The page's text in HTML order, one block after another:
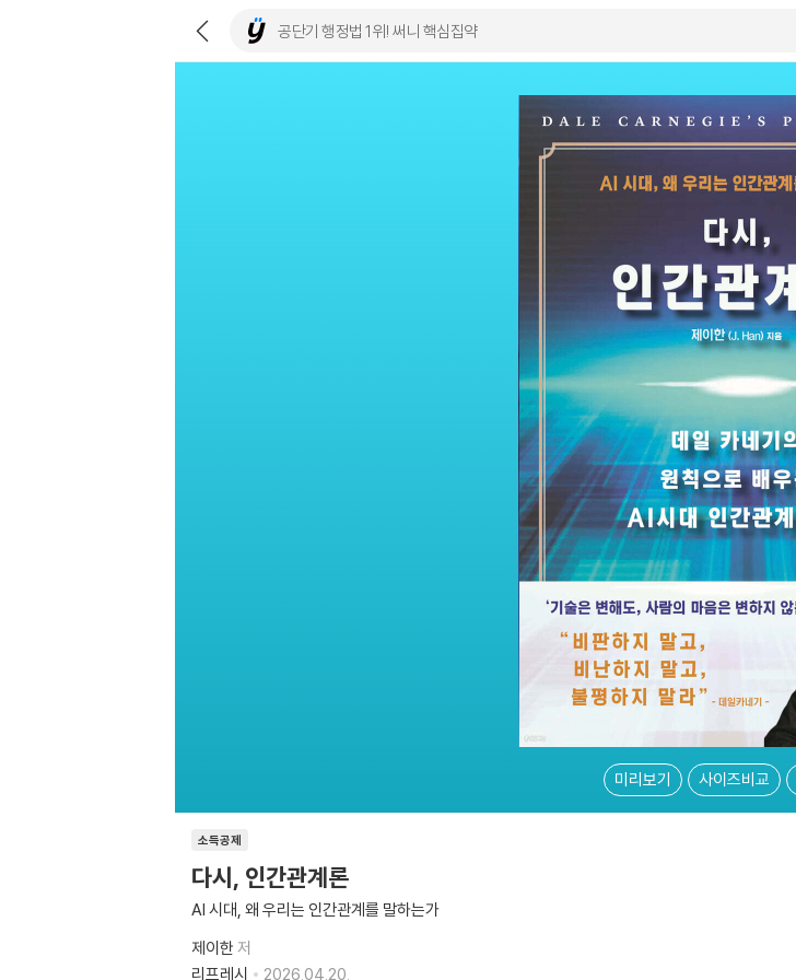
미리보기 사이즈비교
소득공제
다시, 인간관계론
AI 시대, 왜 우리는 인간관계를 말하는가
제이한 저
리프레시
2026.04.20.